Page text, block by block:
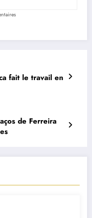
fait le travail en
de Ferreira